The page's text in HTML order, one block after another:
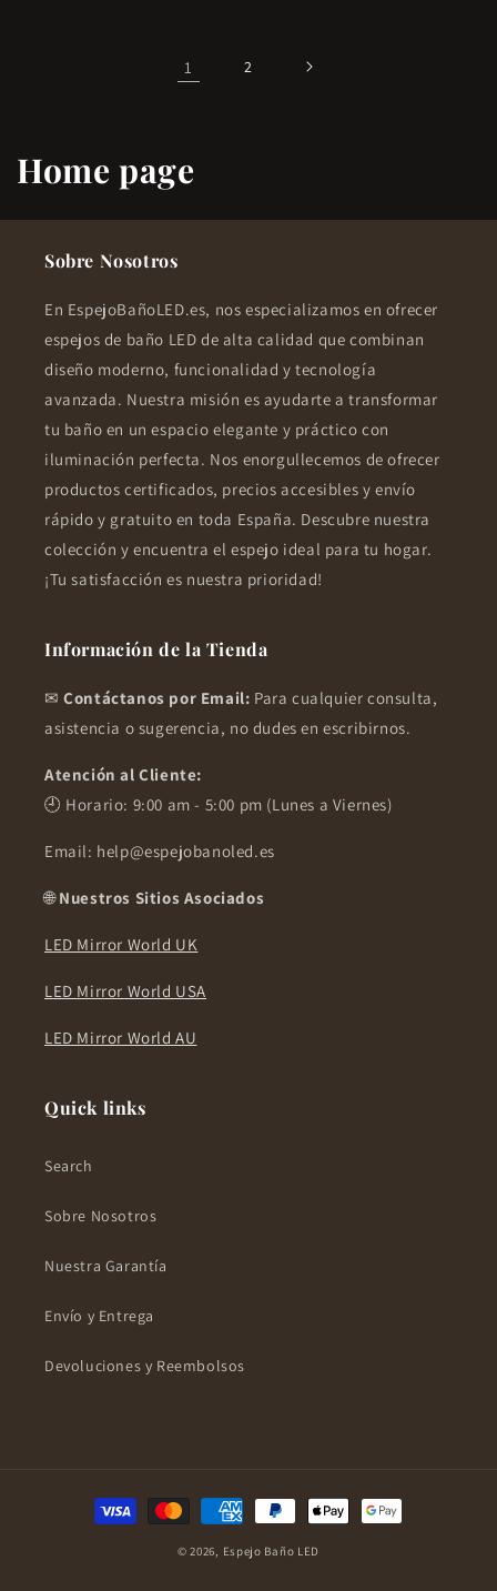
1 2
C
o
Home page
Sobre Nosotros
En EspejoBañoLED.es, nos especializamos en ofrecer
espejos de baño LED de alta calidad que combinan
diseño moderno, funcionalidad y tecnología
avanzada. Nuestra misión es ayudarte a transformar
tu baño en un espacio elegante y práctico con
iluminación perfecta. Nos enorgullecemos de ofrecer
productos certificados, precios accesibles y envío
rápido y gratuito en toda España. Descubre nuestra
colección y encuentra el espejo ideal para tu hogar.
¡Tu satisfacción es nuestra prioridad!
Información de la Tienda
✉Contáctanos por Email: Para cualquier consulta,
asistencia o sugerencia, no dudes en escribirnos.
Atención al Cliente:
🕘 Horario: 9:00 am - 5:00 pm (Lunes a Viernes)
Email: help@espejobanoled.es
🌐Nuestros Sitios Asociados
LED Mirror World UK
LED Mirror World USA
LED Mirror World AU
Quick links
Search
Sobre Nosotros
Nuestra Garantía
Envío y Entrega
Devoluciones y Reembolsos
Formas
© 2026, Espejo Baño LED